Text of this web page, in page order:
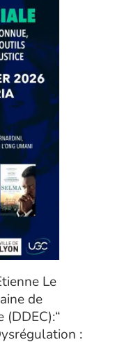
Le
de
(DDEC):“
: